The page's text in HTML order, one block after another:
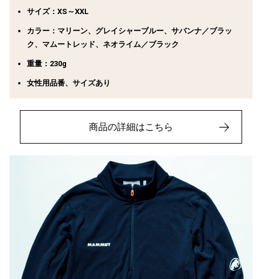
サイズ：XS～XXL
カラー：マリーン、グレイシャーブルー、サバンナ／ブラッ
ク、マムートレッド、ネオライム／ブラック
重量：230g
女性用品番、サイズあり
商品の詳細はこちら